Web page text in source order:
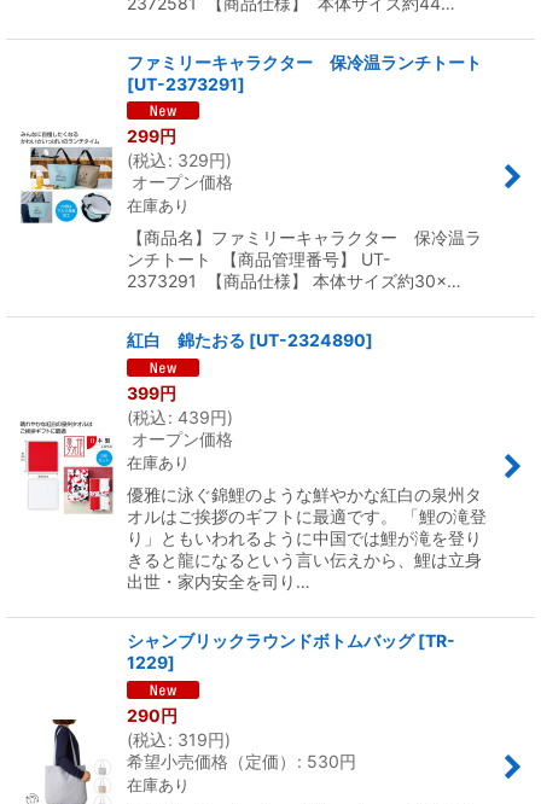
ファミリーキャラクター 保冷温ランチトート
[UT-2373291]
299円
(税込: 329円)
オープン価格
在庫あり
【商品名】ファミリーキャラクター 保冷温ラ
ンチトート 【商品管理番号】 UT-
2373291 【商品仕様】 本体サイズ約30×…
紅白 錦たおる [UT-2324890]
399円
(税込: 439円)
オープン価格
在庫あり
優雅に泳ぐ錦鯉のような鮮やかな紅白の泉州タ
オルはご挨拶のギフトに最適です。 「鯉の滝登
り」ともいわれるように中国では鯉が滝を登り
きると龍になるという言い伝えから、鯉は立身
出世・家内安全を司り…
シャンブリックラウンドボトムバッグ [TR-
1229]
290円
(税込: 319円)
希望小売価格（定価）
: 530円
在庫あり